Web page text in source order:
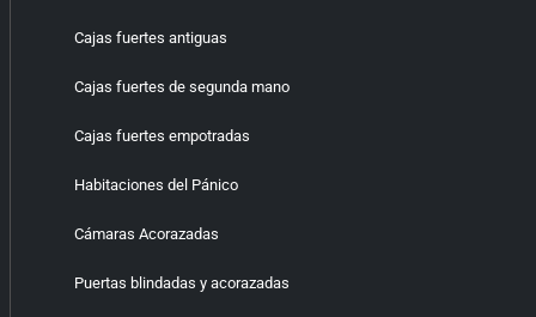
Cajas fuertes antiguas
Cajas fuertes de segunda mano
Cajas fuertes empotradas
Habitaciones del Pánico
Cámaras Acorazadas
Puertas blindadas y acorazadas